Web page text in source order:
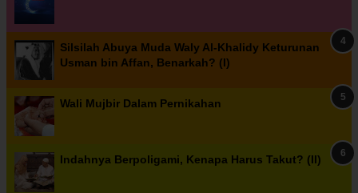
Silsilah Abuya Muda Waly Al-Khalidy Keturunan
Usman bin Affan, Benarkah? (I)
Wali Mujbir Dalam Pernikahan
Indahnya Berpoligami, Kenapa Harus Takut? (II)